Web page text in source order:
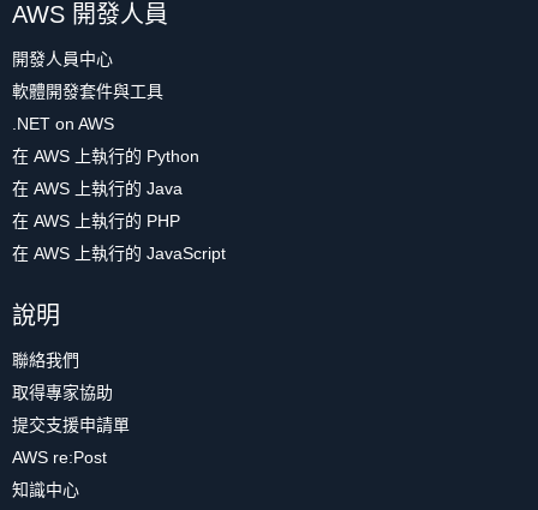
AWS 開發人員
開發人員中心
軟體開發套件與工具
.NET on AWS
在 AWS 上執行的 Python
在 AWS 上執行的 Java
在 AWS 上執行的 PHP
在 AWS 上執行的 JavaScript
說明
聯絡我們
取得專家協助
提交支援申請單
AWS re:Post
知識中心